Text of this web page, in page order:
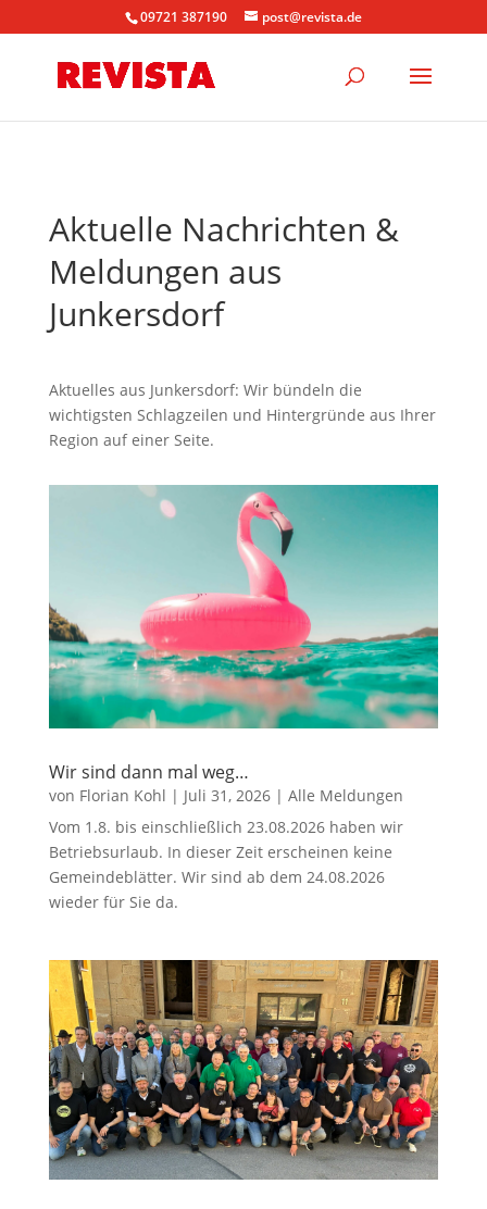
09721 387190 post@revista.de
Aktuelle Nachrichten &
Meldungen aus
Junkersdorf
Aktuelles aus Junkersdorf: Wir bündeln die
wichtigsten Schlagzeilen und Hintergründe aus Ihrer
Region auf einer Seite.
Wir sind dann mal weg…
von Florian Kohl | Juli 31, 2026| Alle Meldungen
Vom 1.8. bis einschließlich 23.08.2026 haben wir
Betriebsurlaub. In dieser Zeit erscheinen keine
Gemeindeblätter. Wir sind ab dem 24.08.2026
wieder für Sie da.